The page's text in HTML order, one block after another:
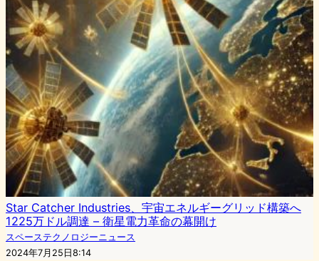
Star Catcher Industries、宇宙エネルギーグリッド構築へ
1225万ドル調達 – 衛星電力革命の幕開け
スペーステクノロジーニュース
2024年7月25日8:14